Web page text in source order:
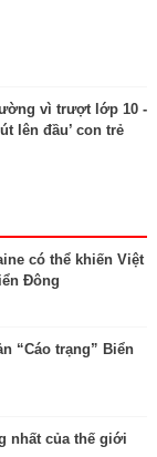
vì trượt lớp 10 -
lên đầu’ con trẻ
có thể khiến Việt
Đông
“Cáo trạng” Biển
nhất của thế giới